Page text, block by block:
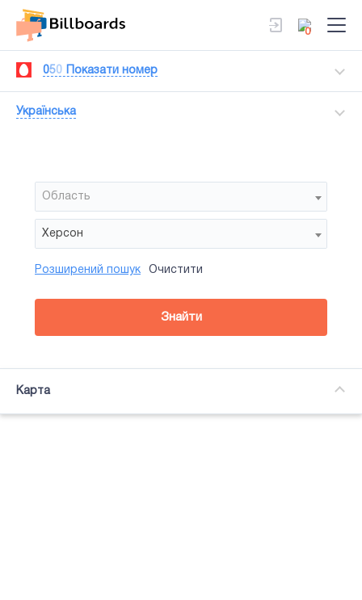
0
050 Показати номер
Українська
Область
Херсон
Район
Сторона
Усi
Підсвітка
Розширений пошук Очистити
Знайти
Карта